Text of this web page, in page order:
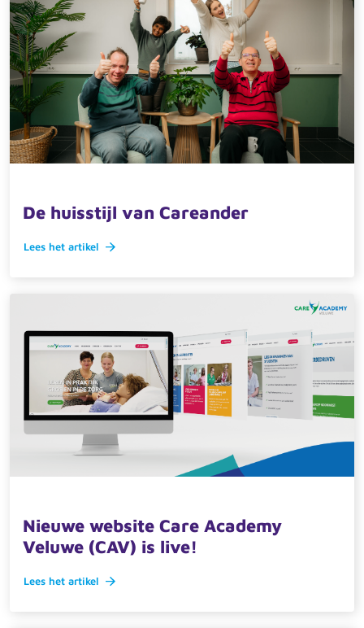
De huisstijl van Careander
Lees het artikel
Nieuwe website Care Academy
Veluwe (CAV) is live!
Lees het artikel